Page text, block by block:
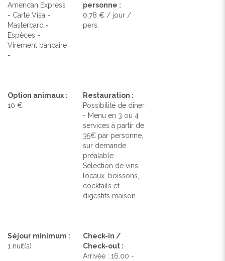
American Express
- Carte Visa -
Mastercard -
Espèces -
Virement bancaire
-
personne :
0,78 € / jour /
pers.
Option animaux :
10 €
Restauration :
Possibilité de dîner
- Menu en 3 ou 4
services à partir de
35€ par personne,
sur demande
préalable.
Sélection de vins
locaux, boissons,
cocktails et
digestifs maison.
Séjour minimum :
1 nuit(s)
Check-in /
Check-out :
Arrivée : 16.00 -